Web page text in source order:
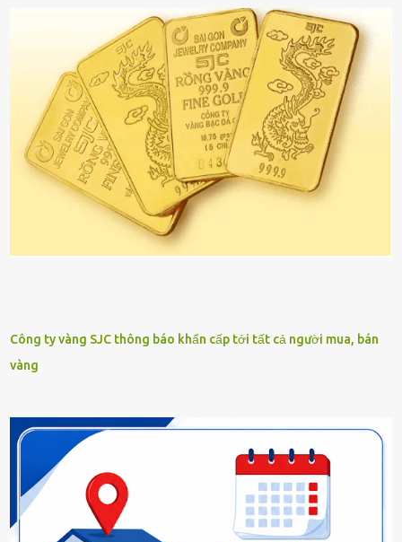
Công ty vàng SJC thông báo khẩn cấp tới tất cả người mua, bán
vàng